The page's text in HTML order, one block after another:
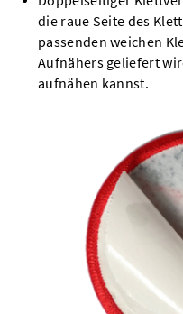
die raue Seite des
passenden weichen
Aufnähers geliefert
aufnähen kannst.